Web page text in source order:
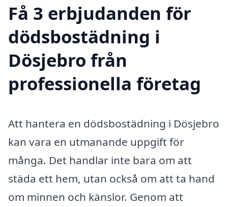
Få 3 erbjudanden för
dödsbostädning i
Dösjebro från
professionella företag
Att hantera en dödsbostädning i Dösjebro
kan vara en utmanande uppgift för
många. Det handlar inte bara om att
städa ett hem, utan också om att ta hand
om minnen och känslor. Genom att